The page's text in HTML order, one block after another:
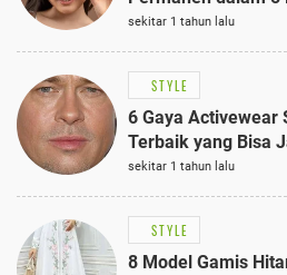
sekitar 1 tahun lalu
STYLE
6 Gaya Activewear
Terbaik yang Bisa
sekitar 1 tahun lalu
STYLE
8 Model Gamis